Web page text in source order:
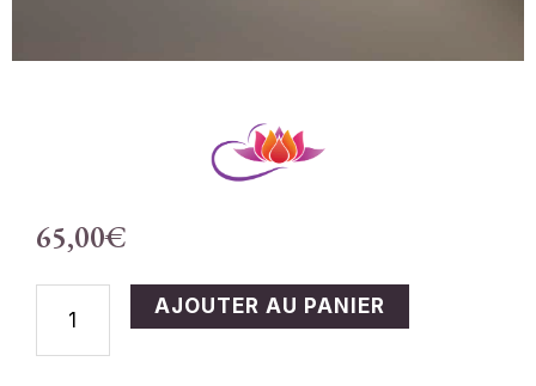
65,00€
AJOUTER AU PANIER